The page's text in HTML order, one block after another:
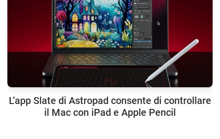
L’app Slate di Astropad consente di controllare
il Mac con iPad e Apple Pencil